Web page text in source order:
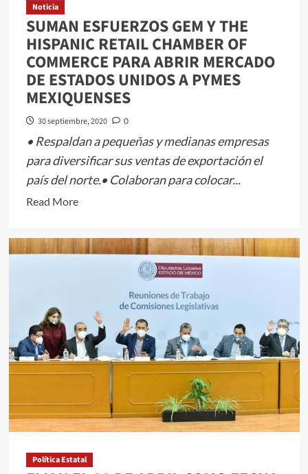
Noticia
SUMAN ESFUERZOS GEM Y THE
HISPANIC RETAIL CHAMBER OF
COMMERCE PARA ABRIR MERCADO
DE ESTADOS UNIDOS A PYMES
MEXIQUENSES
30 septiembre, 2020 0
• Respaldan a pequeñas y medianas empresas
para diversificar sus ventas de exportación el
país del norte.• Colaboran para colocar...
Read MoreRead
about
SUMAN
ESFUERZOS
THE
HISPANIC
RETAIL
CHAMBER
COMMERCE
PARA
MERCADO
Política Estatal